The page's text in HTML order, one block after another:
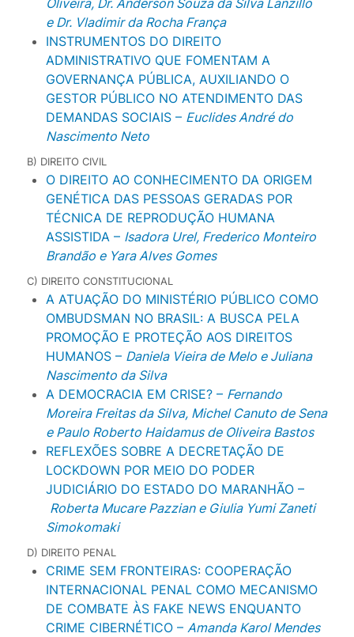
Oliveira, Dr. Anderson Souza da Silva Lanzillo
e Dr. Vladimir da Rocha França
INSTRUMENTOS DO DIREITO
ADMINISTRATIVO QUE FOMENTAM A
GOVERNANÇA PÚBLICA, AUXILIANDO O
GESTOR PÚBLICO NO ATENDIMENTO DAS
DEMANDAS SOCIAIS – Euclides André do
Nascimento Neto
B) DIREITO CIVIL
O DIREITO AO CONHECIMENTO DA ORIGEM
GENÉTICA DAS PESSOAS GERADAS POR
TÉCNICA DE REPRODUÇÃO HUMANA
ASSISTIDA – Isadora Urel, Frederico Monteiro
Brandão e Yara Alves Gomes
C) DIREITO CONSTITUCIONAL
A ATUAÇÃO DO MINISTÉRIO PÚBLICO COMO
OMBUDSMAN NO BRASIL: A BUSCA PELA
PROMOÇÃO E PROTEÇÃO AOS DIREITOS
HUMANOS – Daniela Vieira de Melo e Juliana
Nascimento da Silva
A DEMOCRACIA EM CRISE? – Fernando
Moreira Freitas da Silva, Michel Canuto de Sena
e Paulo Roberto Haidamus de Oliveira Bastos
REFLEXÕES SOBRE A DECRETAÇÃO DE
LOCKDOWN POR MEIO DO PODER
JUDICIÁRIO DO ESTADO DO MARANHÃO –
Roberta Mucare Pazzian e Giulia Yumi Zaneti
Simokomaki
D) DIREITO PENAL
CRIME SEM FRONTEIRAS: COOPERAÇÃO
INTERNACIONAL PENAL COMO MECANISMO
DE COMBATE ÀS FAKE NEWS ENQUANTO
CRIME CIBERNÉTICO – Amanda Karol Mendes